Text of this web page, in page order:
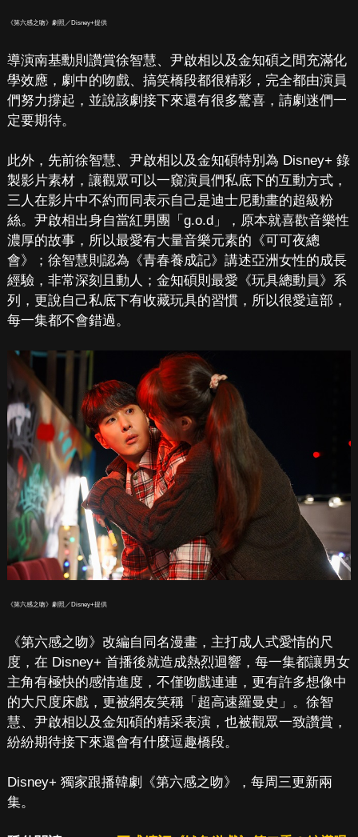
《第六感之吻》劇照／Disney+提供
導演南基勳則讚賞徐智慧、尹啟相以及金知碩之間充滿化
學效應，劇中的吻戲、搞笑橋段都很精彩，完全都由演員
們努力撐起，並說該劇接下來還有很多驚喜，請劇迷們一
定要期待。
此外，先前徐智慧、尹啟相以及金知碩特別為 Disney+ 錄
製影片素材，讓觀眾可以一窺演員們私底下的互動方式，
三人在影片中不約而同表示自己是迪士尼動畫的超級粉
絲。尹啟相出身自當紅男團「g.o.d」，原本就喜歡音樂性
濃厚的故事，所以最愛有大量音樂元素的《可可夜總
會》；徐智慧則認為《青春養成記》講述亞洲女性的成長
經驗，非常深刻且動人；金知碩則最愛《玩具總動員》系
列，更說自己私底下有收藏玩具的習慣，所以很愛這部，
每一集都不會錯過。
《第六感之吻》劇照／Disney+提供
《第六感之吻》改編自同名漫畫，主打成人式愛情的尺
度，在 Disney+ 首播後就造成熱烈迴響，每一集都讓男女
主角有極快的感情進度，不僅吻戲連連，更有許多想像中
的大尺度床戲，更被網友笑稱「超高速羅曼史」。徐智
慧、尹啟相以及金知碩的精采表演，也被觀眾一致讚賞，
紛紛期待接下來還會有什麼逗趣橋段。
Disney+ 獨家跟播韓劇《第六感之吻》，每周三更新兩
集。